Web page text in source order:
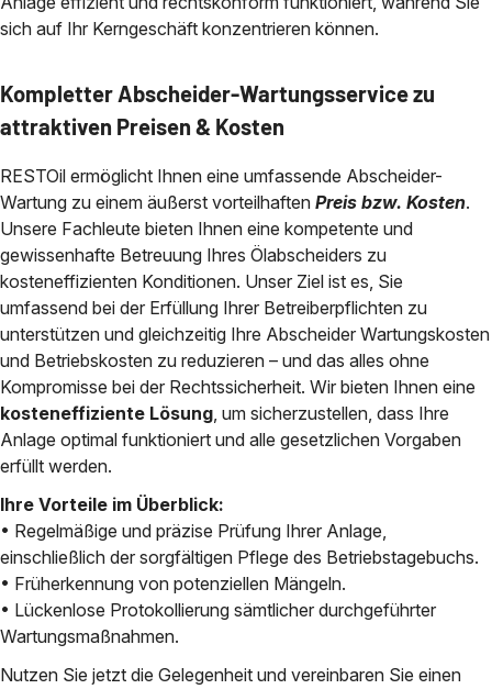
sich auf Ihr Kerngeschäft konzentrieren können.
Kompletter Abscheider-Wartungsservice zu
attraktiven Preisen & Kosten
RESTOil ermöglicht Ihnen eine umfassende Abscheider-
Wartung zu einem äußerst vorteilhaften Preis bzw. Kosten.
Unsere Fachleute bieten Ihnen eine kompetente und
gewissenhafte Betreuung Ihres Ölabscheiders zu
kosteneffizienten Konditionen. Unser Ziel ist es, Sie
umfassend bei der Erfüllung Ihrer Betreiberpflichten zu
unterstützen und gleichzeitig Ihre Abscheider Wartungskosten
und Betriebskosten zu reduzieren – und das alles ohne
Kompromisse bei der Rechtssicherheit. Wir bieten Ihnen eine
kosteneffiziente Lösung, um sicherzustellen, dass Ihre
Anlage optimal funktioniert und alle gesetzlichen Vorgaben
erfüllt werden.
Ihre Vorteile im Überblick:
• Regelmäßige und präzise Prüfung Ihrer Anlage,
einschließlich der sorgfältigen Pflege des Betriebstagebuchs.
• Früherkennung von potenziellen Mängeln.
• Lückenlose Protokollierung sämtlicher durchgeführter
Wartungsmaßnahmen.
Nutzen Sie jetzt die Gelegenheit und vereinbaren Sie einen